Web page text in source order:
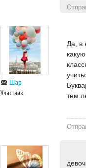
Шар
Участник
Да, в
тем